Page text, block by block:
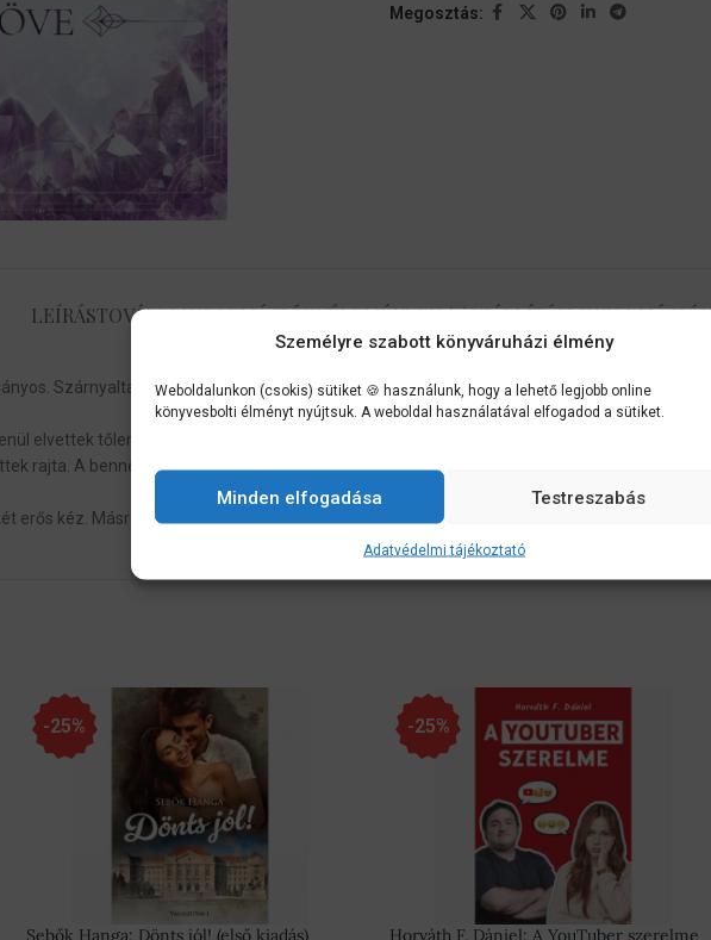
Személyre szabott könyváruházi élmény
Weboldalunkon (csokis) sütiket 🍪 használunk, hogy a lehető legjobb online
könyvesbolti élményt nyújtsuk. A weboldal használatával elfogadod a sütiket.
Minden elfogadása Testreszabás
Adatvédelmi tájékoztató
Megosztás:
LEÍRÁSTOVÁBBI INFORMÁCIÓKVÉLEMÉNYEK (0)SZÁLLÍTÁSI
Szárnyaltam fent, de megmártóztam a pokol legsötétebb bugyraiban is. Sebek
elvettek tőlem. Szeretni akartam, de kitépték a szívemet a helyéről. Jégtömbbé
rajta. A bennem tátongó üresség hideg levegőként kering a testemben.
erős kéz. Másra nem emlékszem. Vége van. Vesztettem. A nevem Amethyst Coleman, és
-25%
Sebők Hanga: Dönts jól! (első kiadás)
-25%
Horváth F. Dániel: A YouTuber szerelme